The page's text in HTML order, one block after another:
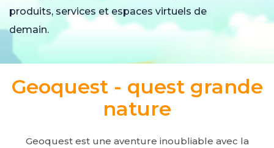
produits, services et espaces virtuels de
demain.
Geoquest - quest grande
nature
Geoquest est une aventure inoubliable avec la